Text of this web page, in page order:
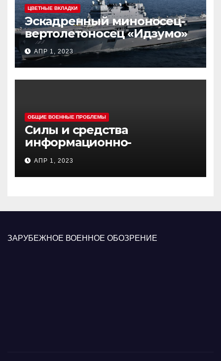
ЦВЕТНЫЕ ВКЛАДКИ
Эскадренный миноносец-
вертолетоносец «Идзумо»
АПР 1, 2023
ОБЩИЕ ВОЕННЫЕ ПРОБЛЕМЫ
Силы и средства
информационно-
психологических операций
вооруженных сил Украины
АПР 1, 2023
ЗАРУБЕЖНОЕ ВОЕННОЕ ОБОЗРЕНИЕ